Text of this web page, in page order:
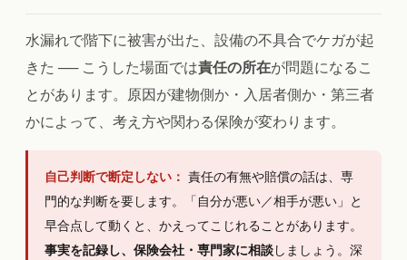
水漏れで階下に被害が出た、設備の不具合でケガが起
きた ── こうした場面では責任の所在が問題になるこ
とがあります。原因が建物側か・入居者側か・第三者
かによって、考え方や関わる保険が変わります。
自己判断で断定しない： 責任の有無や賠償の話は、専
門的な判断を要します。「自分が悪い／相手が悪い」と
早合点して動くと、かえってこじれることがあります。
事実を記録し、保険会社・専門家に相談しましょう。深